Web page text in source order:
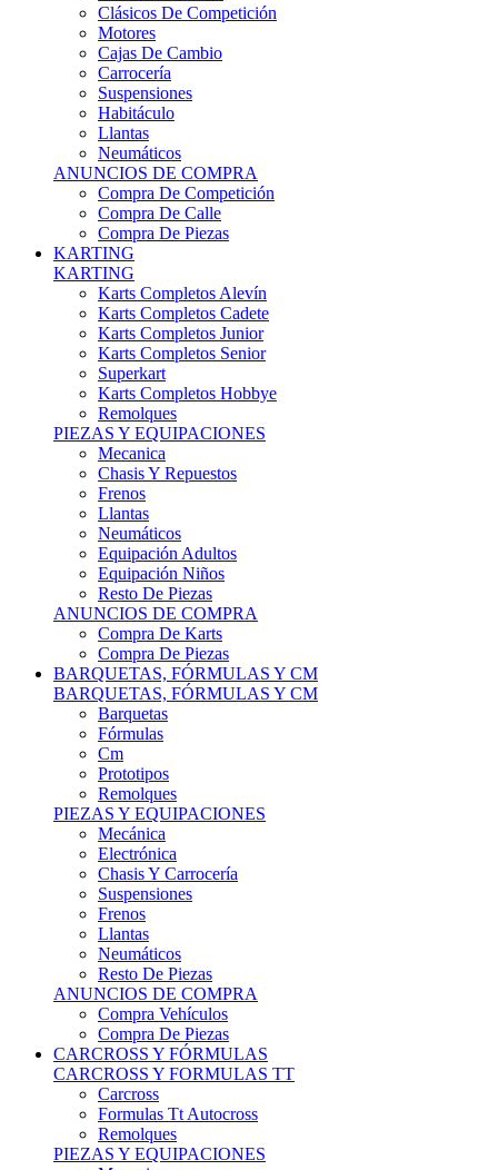
Clásicos De Competición
Motores
Cajas De Cambio
Carrocería
Suspensiones
Habitáculo
Llantas
Neumáticos
ANUNCIOS DE COMPRA
Compra De Competición
Compra De Calle
Compra De Piezas
KARTING
KARTING
Karts Completos Alevín
Karts Completos Cadete
Karts Completos Junior
Karts Completos Senior
Superkart
Karts Completos Hobbye
Remolques
PIEZAS Y EQUIPACIONES
Mecanica
Chasis Y Repuestos
Frenos
Llantas
Neumáticos
Equipación Adultos
Equipación Niños
Resto De Piezas
ANUNCIOS DE COMPRA
Compra De Karts
Compra De Piezas
BARQUETAS, FÓRMULAS Y CM
BARQUETAS, FÓRMULAS Y CM
Barquetas
Fórmulas
Cm
Prototipos
Remolques
PIEZAS Y EQUIPACIONES
Mecánica
Electrónica
Chasis Y Carrocería
Suspensiones
Frenos
Llantas
Neumáticos
Resto De Piezas
ANUNCIOS DE COMPRA
Compra Vehículos
Compra De Piezas
CARCROSS Y FÓRMULAS
CARCROSS Y FORMULAS TT
Carcross
Formulas Tt Autocross
Remolques
PIEZAS Y EQUIPACIONES